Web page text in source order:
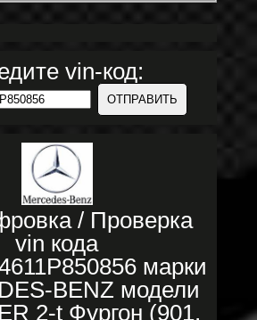
vin-код:
/ Проверка
vin кода
марки
BENZ модели
2-t Фургон (901,